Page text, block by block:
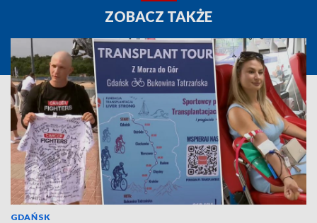
ZOBACZ TAKŻE
GDAŃSK